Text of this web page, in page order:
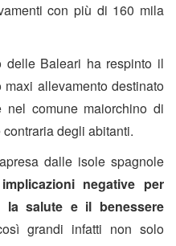
con più di 160 mila
delle Baleari ha respinto il
allevamento destinato
comune maiorchino di
degli abitanti.
dalle isole spagnole
negative per
la salute e il benessere
grandi infatti non solo